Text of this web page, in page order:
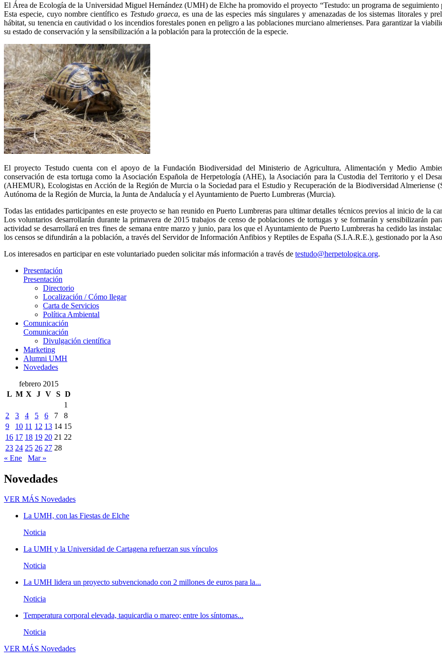
El Área de Ecología de la Universidad Miguel Hernández (UMH) de Elche ha promovido el proyecto “Testudo: un programa de seguimiento
Esta especie, cuyo nombre científico es Testudo graeca, es una de las especies más singulares y amenazadas de los sistemas litorales y
hábitat, su tenencia en cautividad o los incendios forestales ponen en peligro a las poblaciones murciano almerienses. Para garantizar la
su estado de conservación y la sensibilización a la población para la protección de la especie.
El proyecto Testudo cuenta con el apoyo de la Fundación Biodiversidad del Ministerio de Agricultura, Alimentación y Medio
conservación de esta tortuga como la Asociación Española de Herpetología (AHE), la Asociación para la Custodia del Territorio y el
(AHEMUR), Ecologistas en Acción de la Región de Murcia o la Sociedad para el Estudio y Recuperación de la Biodiversidad Almeriense
Autónoma de la Región de Murcia, la Junta de Andalucía y el Ayuntamiento de Puerto Lumbreras (Murcia).
Todas las entidades participantes en este proyecto se han reunido en Puerto Lumbreras para ultimar detalles técnicos previos al inicio de la
Los voluntarios desarrollarán durante la primavera de 2015 trabajos de censo de poblaciones de tortugas y se formarán y sensibilizarán
actividad se desarrollará en tres fines de semana entre marzo y junio, para los que el Ayuntamiento de Puerto Lumbreras ha cedido las
los censos se difundirán a la población, a través del Servidor de Información Anfibios y Reptiles de España (S.I.A.R.E.), gestionado por la
Los interesados en participar en este voluntariado pueden solicitar más información a través de testudo@herpetologica.org.
Presentación
Presentación
Directorio
Localización / Cómo llegar
Carta de Servicios
Política Ambiental
Comunicación
Comunicación
Divulgación científica
Marketing
Alumni UMH
Novedades
febrero 2015
L M X J V S D
1
2
3 4 5 6 7
8
9
10 11 12 13 14 15
16 17 18 19 20 21 22
23 24 25 26 27 28
« Ene
Mar »
Novedades
VER MÁS Novedades
La UMH, con las Fiestas de Elche
Noticia
La UMH y la Universidad de Cartagena refuerzan sus vínculos
Noticia
La UMH lidera un proyecto subvencionado con 2 millones de euros para la...
Noticia
Temperatura corporal elevada, taquicardia o mareo; entre los síntomas...
Noticia
VER MÁS Novedades